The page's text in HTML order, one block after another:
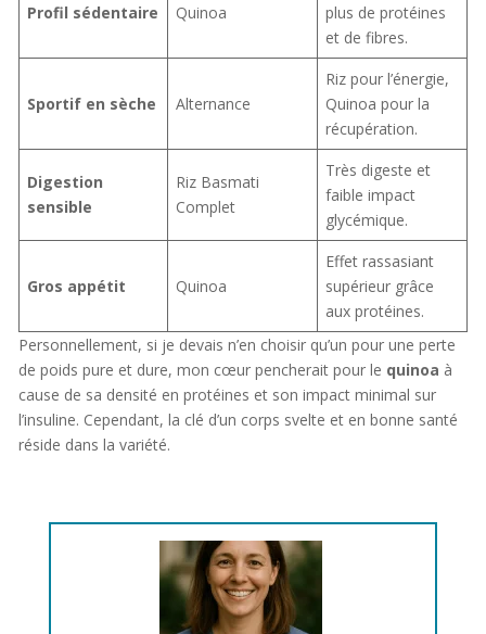
Profil sédentaire Quinoa
plus de protéines
et de fibres.
Sportif en sèche Alternance
Riz pour l’énergie,
Quinoa pour la
récupération.
Digestion
sensible
Riz Basmati
Complet
Très digeste et
faible impact
glycémique.
Gros appétit Quinoa
Effet rassasiant
supérieur grâce
aux protéines.
Personnellement, si je devais n’en choisir qu’un pour une perte
de poids pure et dure, mon cœur pencherait pour le quinoa à
cause de sa densité en protéines et son impact minimal sur
l’insuline. Cependant, la clé d’un corps svelte et en bonne santé
réside dans la variété.